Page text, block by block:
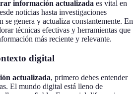
información actualizada es vital en
noticias hasta investigaciones
se genera y actualiza constantemente. En
técnicas efectivas y herramientas que
más reciente y relevante.
digital
actualizada, primero debes entender
El mundo digital está lleno de